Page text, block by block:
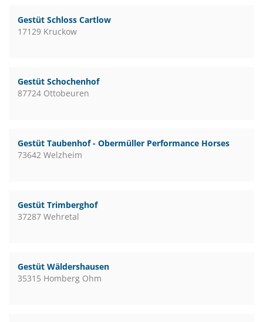
Gestüt Schloss Cartlow
17129 Kruckow
Gestüt Schochenhof
87724 Ottobeuren
Gestüt Taubenhof - Obermüller Performance Horses
73642 Welzheim
Gestüt Trimberghof
37287 Wehretal
Gestüt Wäldershausen
35315 Homberg Ohm